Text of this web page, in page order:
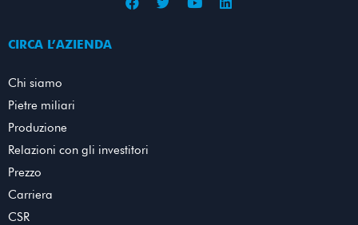
CIRCA L’AZIENDA
Chi siamo
Pietre miliari
Produzione
Relazioni con gli investitori
Prezzo
Carriera
CSR